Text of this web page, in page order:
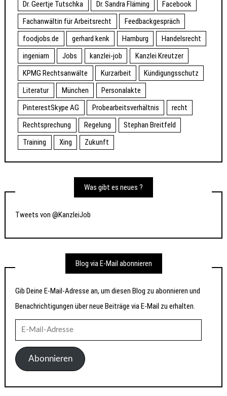
Dr. Geertje Tutschka
Dr. Sandra Fläming
Facebook
Fachanwältin für Arbeitsrecht
Feedbackgespräch
foodjobs.de
gerhard kenk Hamburg
Handelsrecht
ingeniam
Jobs kanzlei-job
Kanzlei Kreutzer
KPMG Rechtsanwälte
Kurzarbeit
Kündigungsschutz
Literatur
München
Personalakte
PinterestSkype AG
Probearbeitsverhältnis
recht
Rechtsprechung
Regelung
Stephan Breitfeld
Training
Xing Zukunft
Was gibt es neues ?
Tweets von @KanzleiJob
Blog via E-Mail abonnieren
Gib Deine E-Mail-Adresse an, um diesen Blog zu abonnieren und
Benachrichtigungen über neue Beiträge via E-Mail zu erhalten.
Mail-
AdresseAbonnieren